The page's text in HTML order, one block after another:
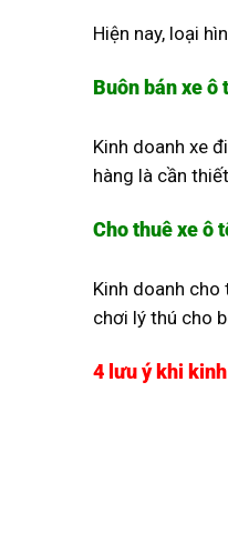
Hiện nay, loại
Buôn bán xe ô
Kinh doanh xe
hàng là cần
Cho thuê xe ô
Kinh doanh
chơi lý thú cho
4 lưu ý khi